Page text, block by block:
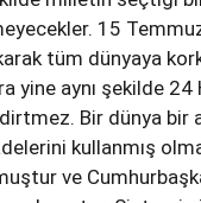
15
tüm dünyaya
yine aynı şekilde
Bir dünya
kullanmış
ve